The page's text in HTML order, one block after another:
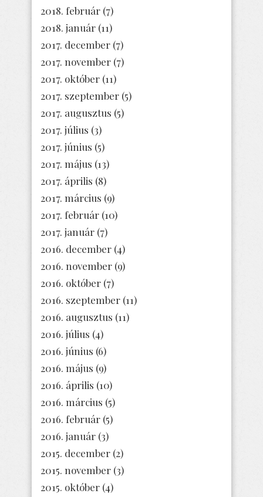
2018. február (7)
2018. január (11)
2017. december (7)
2017. november (7)
2017. október (11)
2017. szeptember (5)
2017. augusztus (5)
2017. július (3)
2017. június (5)
2017. május (13)
2017. április (8)
2017. március (9)
2017. február (10)
2017. január (7)
2016. december (4)
2016. november (9)
2016. október (7)
2016. szeptember (11)
2016. augusztus (11)
2016. július (4)
2016. június (6)
2016. május (9)
2016. április (10)
2016. március (5)
2016. február (5)
2016. január (3)
2015. december (2)
2015. november (3)
2015. október (4)